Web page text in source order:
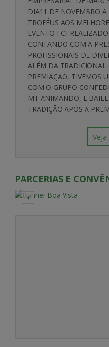
DIA11 DE NOVEMBRO A
TROFÉUS AOS
EVENTO FOI
CONTANDO COM A
PROFISSIONAIS DE
ALÉM DA TRADICIONAL
PREMIAÇÃO, TIVEMOS
COM O GRUPO
MT ANIMANDO, E
TRADIÇÃO APÓS A
Veja
PARCERIAS E